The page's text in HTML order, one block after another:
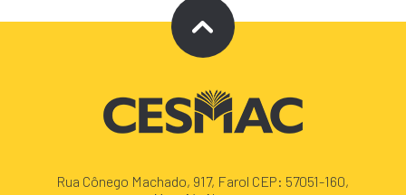
Rua Cônego Machado, 917, Farol CEP: 57051-160,